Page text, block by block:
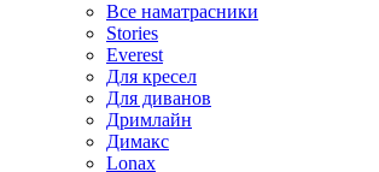
Все наматрасники
Stories
Everest
Для кресел
Для диванов
Дримлайн
Димакс
Lonax